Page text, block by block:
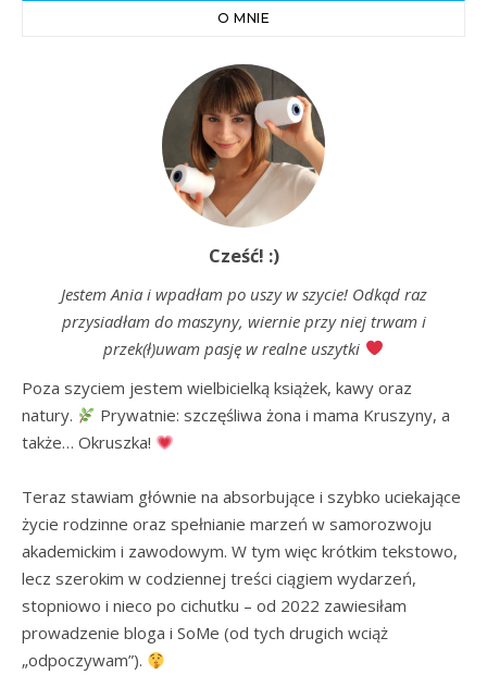
O MNIE
Cześć! :)
Jestem Ania i wpadłam po uszy w szycie! Odkąd raz
przysiadłam do maszyny, wiernie przy niej trwam i
przek(ł)uwam pasję w realne uszytki
Poza szyciem jestem wielbicielką książek, kawy oraz
natury.
Prywatnie: szczęśliwa żona i mama Kruszyny, a
także… Okruszka!
Teraz stawiam głównie na absorbujące i szybko uciekające
życie rodzinne oraz spełnianie marzeń w samorozwoju
akademickim i zawodowym. W tym więc krótkim tekstowo,
lecz szerokim w codziennej treści ciągiem wydarzeń,
stopniowo i nieco po cichutku – od 2022 zawiesiłam
prowadzenie bloga i SoMe (od tych drugich wciąż
„odpoczywam”).